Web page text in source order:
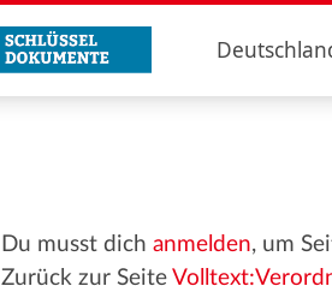
Du musst dich anmelden, um
Zurück zur Seite